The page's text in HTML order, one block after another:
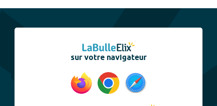
sur votre navigateur